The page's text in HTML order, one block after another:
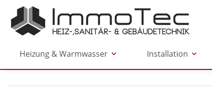
Heizung & Warmwasser Installation